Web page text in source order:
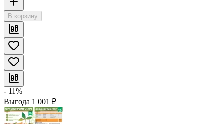
В корзину
- 11%
Выгода 1 001 ₽